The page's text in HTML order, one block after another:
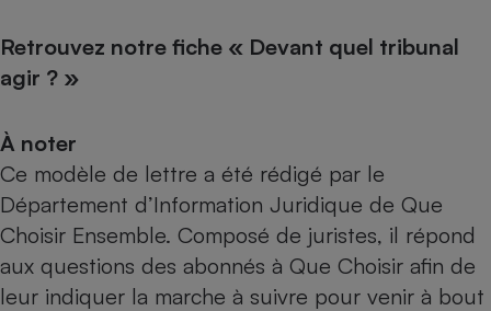
Retrouvez notre fiche « Devant quel tribunal
agir ? »
À noter
Ce modèle de lettre a été rédigé par le
Département d’Information Juridique de Que
Choisir Ensemble. Composé de juristes, il répond
aux questions des abonnés à Que Choisir afin de
leur indiquer la marche à suivre pour venir à bout